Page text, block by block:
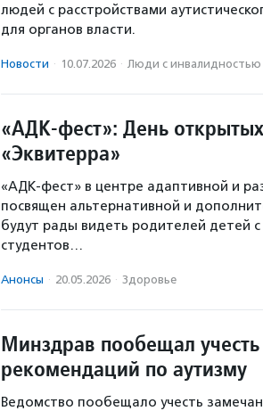
людей с расстройствами
для органов власти.
Новости · 10.07.2026 · Люди с инвалидностью
«АДК-фест»: День
«Эквитерра»
«АДК-фест» в центре адаптивной и
посвящен альтернативной и
будут рады видеть родителей детей
студентов…
Анонсы · 20.05.2026 · Здоровье
Минздрав пообещал
рекомендаций по аутизму
Ведомство пообещало учесть